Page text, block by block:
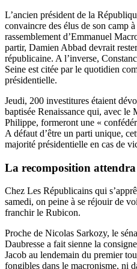
L’ancien président de la
convaincre des élus de son camp
rassemblement d’Emmanuel
partir, Damien Abbad devrait
républicaine. A l’inverse,
Seine est citée par le quotidien
présidentielle.
Jeudi, 200 investitures étaient
baptisée Renaissance qui, avec le
Philippe, formeront une «
A défaut d’être un parti unique,
majorité présidentielle en cas de
La recomposition attendra
Chez Les Républicains qui
samedi, on peine à se réjouir de
franchir le Rubicon.
Proche de Nicolas Sarkozy, le
Daubresse a fait sienne la
Jacob au lendemain du premier
fongibles dans le macronisme, ni